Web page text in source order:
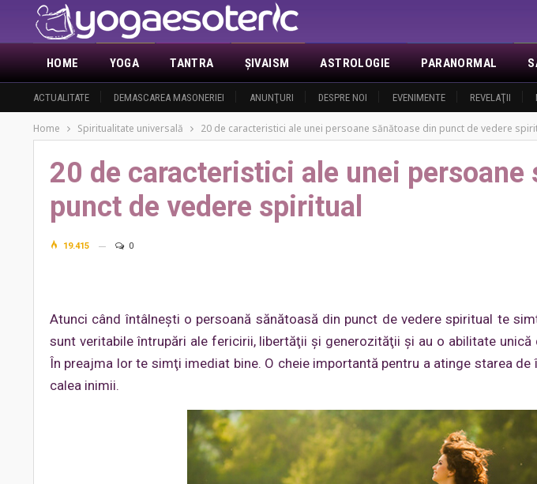
HOME
ACTUALITATE DEMASCAREA MASONERIEI ANUNŢURI DESPRE NOI EVENIMENTE REVELAŢII
YOGA TANTRA ŞIVAISM ASTROLOGIE PARANORMAL
Home Spiritualitate universală 20 de caracteristici ale unei persoane sănătoase din punct de vedere
20 de caracteristici ale unei persoane
punct de vedere spiritual
19.415 0
Atunci când întâlneşti o persoană sănătoasă din punct de vedere spiritual te
sunt veritabile întrupări ale fericirii, libertăţii şi generozităţii şi au o abilitate unică
În preajma lor te simţi imediat bine. O cheie importantă pentru a atinge starea
calea inimii.